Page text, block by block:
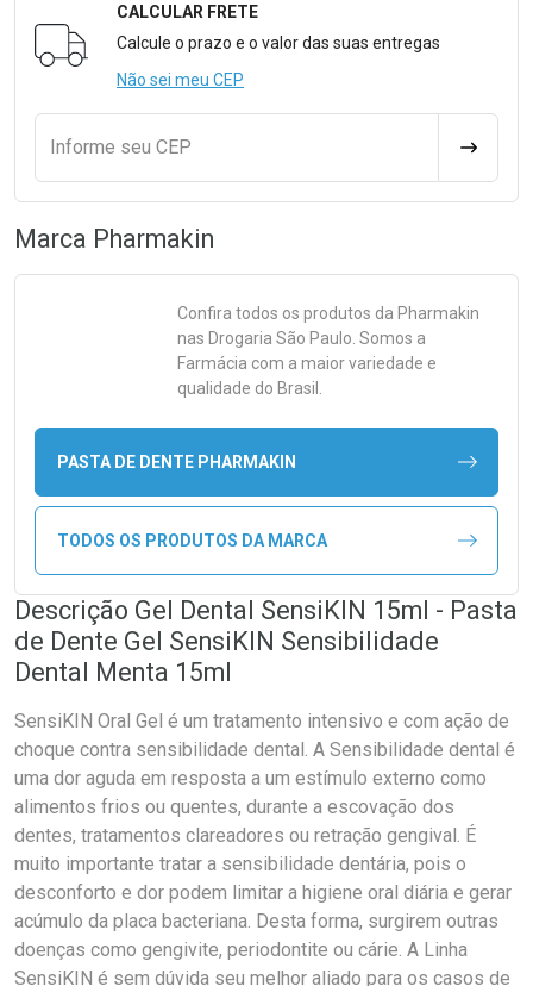
Formulário para Calcular o Frete
CALCULAR FRETE
Calcule o prazo e o valor das suas entregas
Não sei meu CEP
Informe seu CEP
Marca Pharmakin
Confira todos os produtos da Pharmakin
nas Drogaria São Paulo. Somos a
Farmácia com a maior variedade e
qualidade do Brasil.
PASTA DE DENTE PHARMAKIN
TODOS OS PRODUTOS DA MARCA
Descrição Gel Dental SensiKIN 15ml - Pasta
de Dente Gel SensiKIN Sensibilidade
Dental Menta 15ml
SensiKIN Oral Gel é um tratamento intensivo e com ação de
choque contra sensibilidade dental. A Sensibilidade dental é
uma dor aguda em resposta a um estímulo externo como
alimentos frios ou quentes, durante a escovação dos
dentes, tratamentos clareadores ou retração gengival. É
muito importante tratar a sensibilidade dentária, pois o
desconforto e dor podem limitar a higiene oral diária e gerar
acúmulo da placa bacteriana. Desta forma, surgirem outras
doenças como gengivite, periodontite ou cárie. A Linha
SensiKIN é sem dúvida seu melhor aliado para os casos de